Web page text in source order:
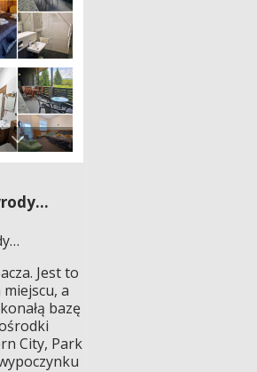
Jest to
a
bazę
City, Park